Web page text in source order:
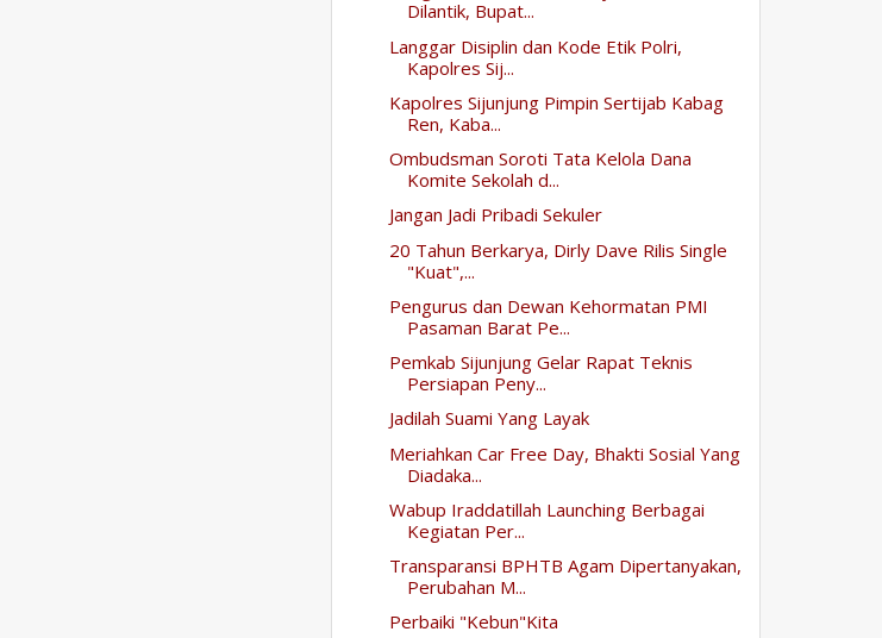
Dilantik, Bupat...
Langgar Disiplin dan Kode Etik Polri,
Kapolres Sij...
Kapolres Sijunjung Pimpin Sertijab Kabag
Ren, Kaba...
Ombudsman Soroti Tata Kelola Dana
Komite Sekolah d...
Jangan Jadi Pribadi Sekuler
20 Tahun Berkarya, Dirly Dave Rilis Single
"Kuat",...
Pengurus dan Dewan Kehormatan PMI
Pasaman Barat Pe...
Pemkab Sijunjung Gelar Rapat Teknis
Persiapan Peny...
Jadilah Suami Yang Layak
Meriahkan Car Free Day, Bhakti Sosial Yang
Diadaka...
Wabup Iraddatillah Launching Berbagai
Kegiatan Per...
Transparansi BPHTB Agam Dipertanyakan,
Perubahan M...
Perbaiki "Kebun"Kita